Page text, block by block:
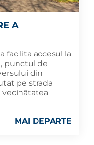
A
facilita accesul la
punctul de
din
pe strada
vecinătatea
MAI DEPARTE